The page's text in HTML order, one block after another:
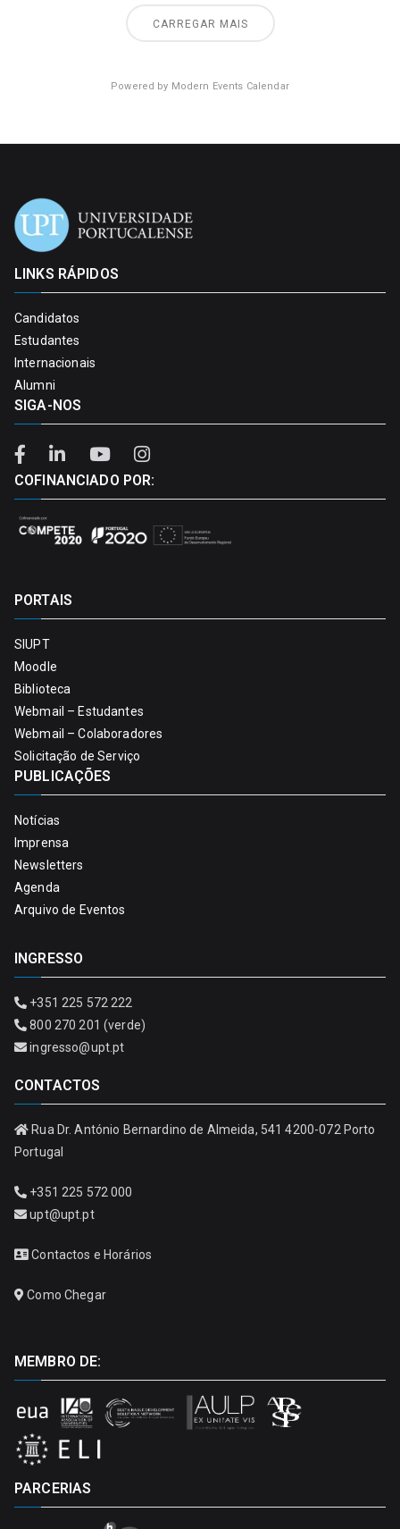
CARREGAR MAIS
Powered by Modern Events Calendar
LINKS RÁPIDOS
Candidatos
Estudantes
Internacionais
Alumni
SIGA-NOS
COFINANCIADO POR:
PORTAIS
SIUPT
Moodle
Biblioteca
Webmail – Estudantes
Webmail – Colaboradores
Solicitação de Serviço
PUBLICAÇÕES
Notícias
Imprensa
Newsletters
Agenda
Arquivo de Eventos
INGRESSO
+351 225 572 222
800 270 201 (verde)
ingresso@upt.pt
CONTACTOS
Rua Dr. António Bernardino de Almeida, 541 4200-072 Porto
Portugal
+351 225 572 000
upt@upt.pt
Contactos e Horários
Como Chegar
MEMBRO DE:
PARCERIAS